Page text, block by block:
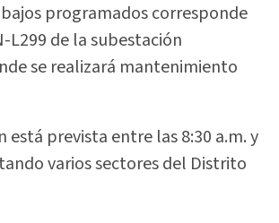
programados corresponde
L299 de la subestación
se realizará mantenimiento
está prevista entre las 8:30 a.m. y
varios sectores del Distrito